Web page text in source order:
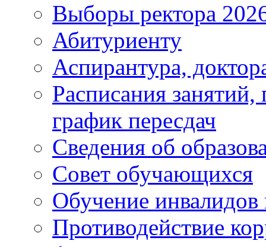
Выборы ректора
Абитуриенту
Аспирантура,
Расписания
график пересдач
Сведения об
Совет обучающихся
Обучение
Противодействие